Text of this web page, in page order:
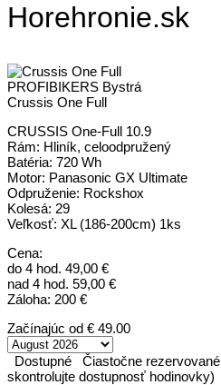
Horehronie.sk
PROFIBIKERS Bystrá
Crussis One Full
CRUSSIS One-Full 10.9
Rám: Hliník, celoodpružený
Batéria: 720 Wh
Motor: Panasonic GX Ultimate
Odpruženie: Rockshox
Kolesá: 29
Veľkosť: XL (186-200cm) 1ks
Cena:
do 4 hod. 49,00 €
nad 4 hod. 59,00 €
Záloha: 200 €
Začínajúc od € 49.00
Dostupné Čiastočne rezervované
skontrolujte dostupnosť hodinovky)